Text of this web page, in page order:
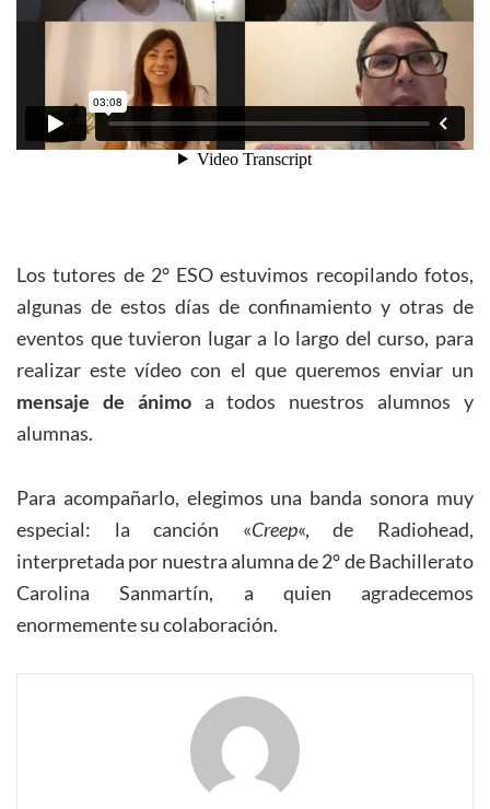
Los tutores de 2° ESO estuvimos recopilando fotos,
algunas de estos días de confinamiento y otras de
eventos que tuvieron lugar a lo largo del curso, para
realizar este vídeo con el que queremos enviar un
mensaje de ánimoa todos nuestros alumnos y
alumnas.
Para acompañarlo, elegimos una banda sonora muy
especial: la canción «Creep«, de Radiohead,
interpretada por nuestra alumna de 2° de Bachillerato
Carolina Sanmartín, a quien agradecemos
enormemente su colaboración.